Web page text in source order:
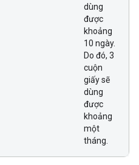
dùng
được
khoảng
10 ngày.
Do đó, 3
cuộn
giấy sẽ
dùng
được
khoảng
một
tháng.